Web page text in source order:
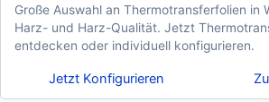
Große Auswahl an Thermotransferfolien in
Harz- und Harz-Qualität. Jetzt
entdecken oder individuell konfigurieren.
Jetzt Konfigurieren